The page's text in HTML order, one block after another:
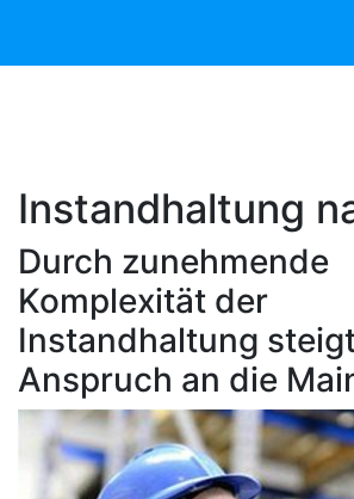
Instandhaltung
Durch zunehmende
Komplexität der
Instandhaltung
Anspruch an die